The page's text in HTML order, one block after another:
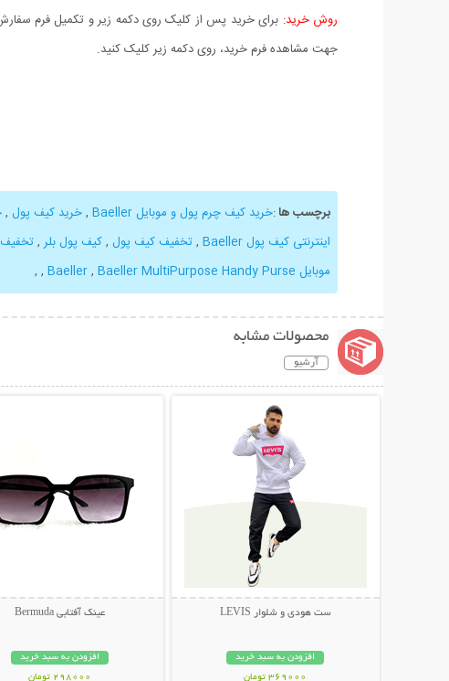
روش خرید: برای خرید پس از کلیک روی دکمه زیر و تکمیل فرم
جهت مشاهده فرم خرید، روی دکمه زیر کلیک کنید.
برچسب ها:خرید کیف چرم پول و موبایل Baeller ,خرید کیف پول ,
اینترنتی کیف پول Baeller
, تخفیف کیف پول ,کیف پول بلر ,
موبایل Baeller
, Baeller MultiPurpose Handy Purse
,
,
محصولات مشابه
آرشیو
ست هودی و شلوار LEVIS
افزودن به سبد خرید
369000 تومان
عینک آفتابی Bermuda
افزودن به سبد خرید
298000 تومان